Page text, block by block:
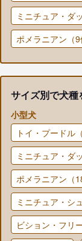
ミニチュア・ダ
ポメラニアン（9
サイズ別で犬種
小型犬
トイ・プードル
ミニチュア・ダ
ポメラニアン（
ミニチュア・シ
ビション・フリ